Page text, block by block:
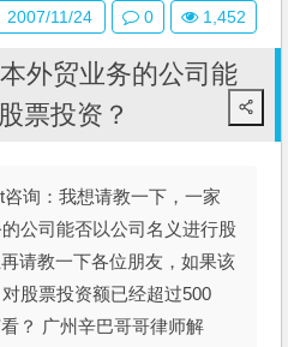
外贸业务的公司能
票投资？
询：我想请教一下，一家
公司能否以公司名义进行股
请教一下各位朋友，如果该
股票投资额已经超过500
？ 广州辛巴哥哥律师解
2007/11/24 0 1,452